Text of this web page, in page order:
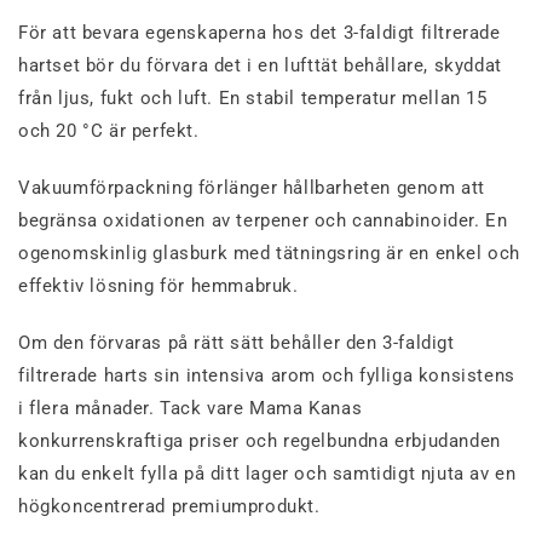
För att bevara egenskaperna hos det 3-faldigt filtrerade
hartset bör du förvara det i en lufttät behållare, skyddat
från ljus, fukt och luft. En stabil temperatur mellan 15
och 20 °C är perfekt.
Vakuumförpackning förlänger hållbarheten genom att
begränsa oxidationen av terpener och cannabinoider. En
ogenomskinlig glasburk med tätningsring är en enkel och
effektiv lösning för hemmabruk.
Om den förvaras på rätt sätt behåller den 3-faldigt
filtrerade harts sin intensiva arom och fylliga konsistens
i flera månader. Tack vare Mama Kanas
konkurrenskraftiga priser och regelbundna erbjudanden
kan du enkelt fylla på ditt lager och samtidigt njuta av en
högkoncentrerad premiumprodukt.